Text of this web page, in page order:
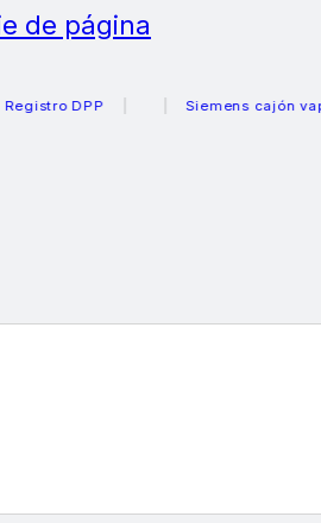
de página
DPP Siemens cajón vapor